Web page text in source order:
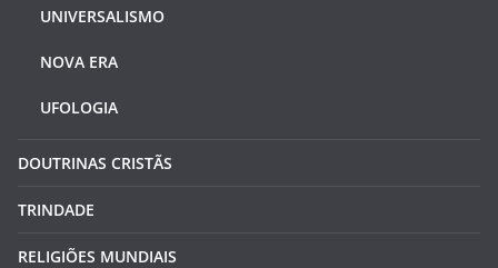
UNIVERSALISMO
NOVA ERA
UFOLOGIA
DOUTRINAS CRISTÃS
TRINDADE
RELIGIÕES MUNDIAIS